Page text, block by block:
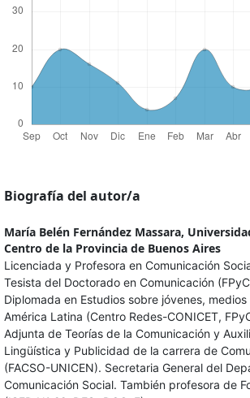
Biografía del autor/a
María Belén Fernández Massara,
Centro de la Provincia de Buenos Aires
Licenciada y Profesora en Comunicación
Tesista del Doctorado en Comunicación
Diplomada en Estudios sobre jóvenes,
América Latina (Centro Redes-CONICET,
Adjunta de Teorías de la Comunicación y
Lingüística y Publicidad de la carrera de
(FACSO-UNICEN). Secretaria General del
Comunicación Social. También profesora de